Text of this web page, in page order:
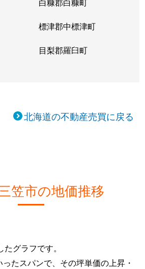
標津郡中標津町
目梨郡羅臼町
北海道の不動産売買に戻る
笠市の地価推移
グラフです。
たスパンで、その坪単価の上昇・